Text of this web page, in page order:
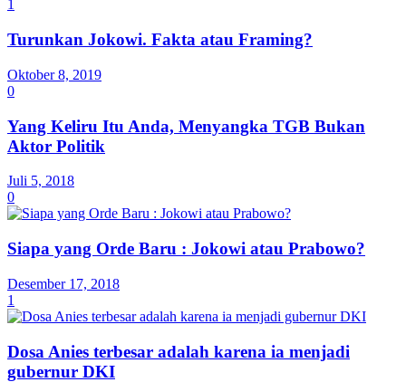
1
Turunkan Jokowi. Fakta atau Framing?
Oktober 8, 2019
0
Yang Keliru Itu Anda, Menyangka TGB Bukan
Aktor Politik
Juli 5, 2018
0
Siapa yang Orde Baru : Jokowi atau Prabowo?
Desember 17, 2018
1
Dosa Anies terbesar adalah karena ia menjadi
gubernur DKI